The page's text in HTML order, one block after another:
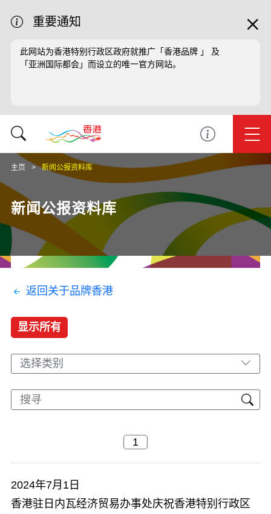
重要通知
此网站为香港特别行政区政府就推广「香港品牌 」 及
「亚洲国际都会」而设立的唯一官方网站。
主页 新闻公报资料库
新闻公报资料库
返回关于品牌香港
显示所有
选择类别
2024年7月1日
香港驻日内瓦经济贸易办事处庆祝香港特别行政区